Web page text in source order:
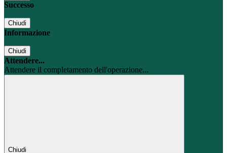
Successo
Chiudi
Informazione
Chiudi
Attendere...
Attendere il completamento dell'operazione...
Chiudi